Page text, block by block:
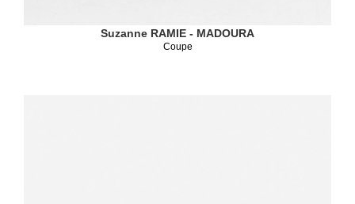
Suzanne RAMIE - MADOURA
Coupe